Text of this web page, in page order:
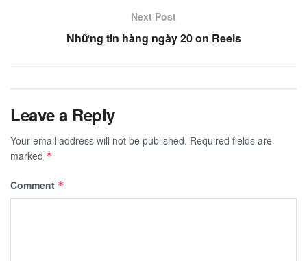
Next Post
Những tin hàng ngày 20 on Reels
Leave a Reply
Your email address will not be published. Required fields are
marked *
Comment *